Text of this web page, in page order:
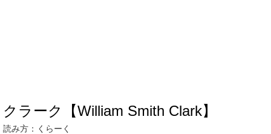
クラーク【William Smith Clark】
読み方：くらーく